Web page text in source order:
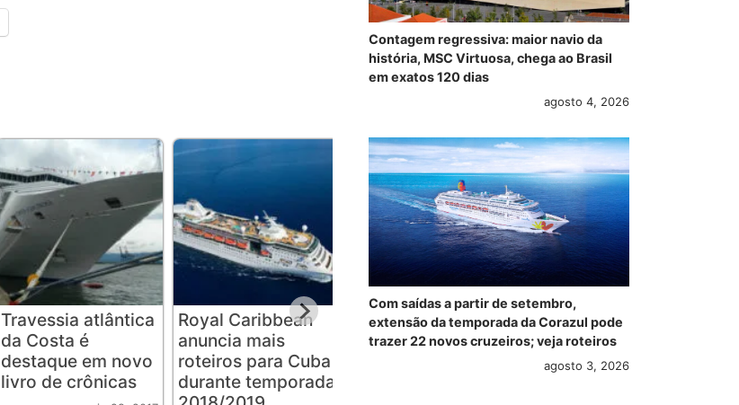
Travessia atlântica
da Costa é
destaque em novo
livro de crônicas
Royal Caribbean
anuncia mais
roteiros para Cuba
durante temporada
Começa a
construção do
4 de março:
Preziosa,
Fascinosa e
Contagem regressiva: maior navio da
história, MSC Virtuosa, chega ao Brasil
em exatos 120 dias
agosto 4, 2026
Com saídas a partir de setembro,
extensão da temporada da Corazul pode
trazer 22 novos cruzeiros; veja roteiros
agosto 3, 2026